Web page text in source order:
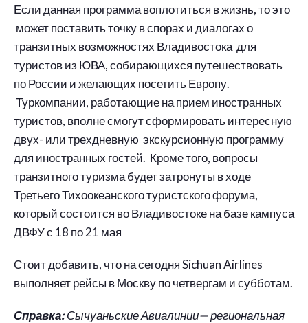
Если данная программа воплотиться в жизнь, то это
может поставить точку в спорах и диалогах о
транзитных возможностях Владивостока для
туристов из ЮВА, собирающихся путешествовать
по России и желающих посетить Европу.
Туркомпании, работающие на прием иностранных
туристов, вполне смогут сформировать интересную
двух- или трехдневную экскурсионную программу
для иностранных гостей. Кроме того, вопросы
транзитного туризма будет затронуты в ходе
Третьего Тихоокеанского туристского форума,
который состоится во Владивостоке на базе кампуса
ДВФУ с 18 по 21 мая
Стоит добавить, что на сегодня Sichuan Airlines
выполняет рейсы в Москву по четвергам и субботам.
Справка:Сычуаньские Авиалинии— региональная